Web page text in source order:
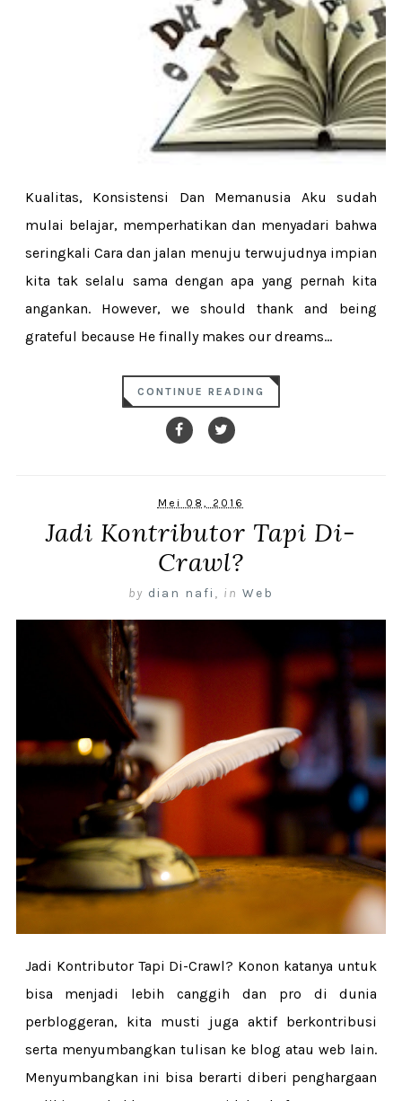
Kualitas, Konsistensi Dan Memanusia Aku sudah
mulai belajar, memperhatikan dan menyadari bahwa
seringkali Cara dan jalan menuju terwujudnya impian
kita tak selalu sama dengan apa yang pernah kita
angankan. However, we should thank and being
grateful because He finally makes our dreams...
CONTINUE READING
Mei 08, 2016
Jadi Kontributor Tapi Di-
Crawl?
by dian nafi , in Web
Jadi Kontributor Tapi Di-Crawl? Konon katanya untuk
bisa menjadi lebih canggih dan pro di dunia
perbloggeran, kita musti juga aktif berkontribusi
serta menyumbangkan tulisan ke blog atau web lain.
Menyumbangkan ini bisa berarti diberi penghargaan